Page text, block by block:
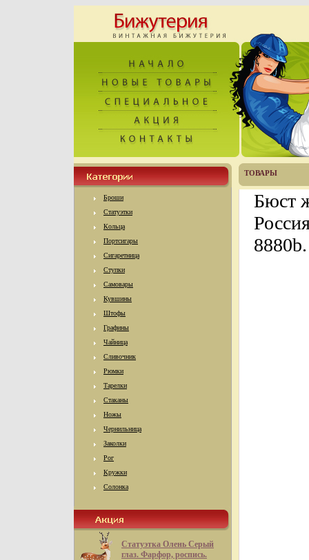
Броши
Статуэтки
Кольца
Портсигары
Сигаретница
Ступки
Самовары
Кувшины
Штофы
Графины
Чайница
Сливочник
Рюмки
Тарелки
Стаканы
Ножы
Чернильница
Заколки
Рог
Кружки
Солонка
Статуэтка Олень Серый
глаз. Фарфор, роспись.
ТОВАРЫ
Бюст
8880b.